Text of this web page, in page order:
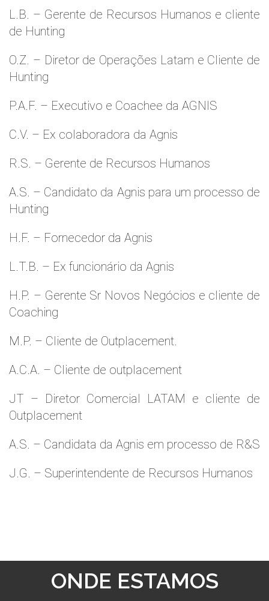
L.B. – Gerente de Recursos Humanos e cliente
de Hunting
O.Z. – Diretor de Operações Latam e Cliente de
Hunting
P.A.F. – Executivo e Coachee da AGNIS
C.V. – Ex colaboradora da Agnis
R.S. – Gerente de Recursos Humanos
A.S. – Candidato da Agnis para um processo de
Hunting
H.F. – Fornecedor da Agnis
L.T.B. – Ex funcionário da Agnis
H.P. – Gerente Sr Novos Negócios e cliente de
Coaching
M.P. – Cliente de Outplacement.
A.C.A. – Cliente de outplacement
JT – Diretor Comercial LATAM e cliente de
Outplacement
A.S. – Candidata da Agnis em processo de R&S
J.G. – Superintendente de Recursos Humanos
ONDE ESTAMOS